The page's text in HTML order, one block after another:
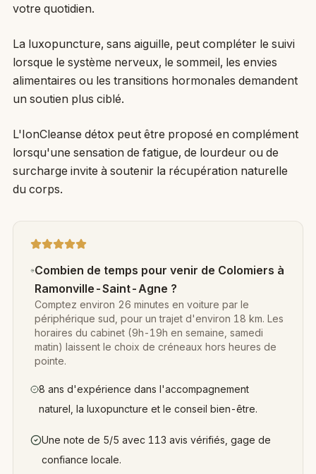
votre quotidien.
La luxopuncture, sans aiguille, peut compléter le suivi
lorsque le système nerveux, le sommeil, les envies
alimentaires ou les transitions hormonales demandent
un soutien plus ciblé.
L'IonCleanse détox peut être proposé en complément
lorsqu'une sensation de fatigue, de lourdeur ou de
surcharge invite à soutenir la récupération naturelle
du corps.
Combien de temps pour venir de Colomiers à
Ramonville-Saint-Agne ?
Comptez environ 26 minutes en voiture par le
périphérique sud, pour un trajet d'environ 18 km. Les
horaires du cabinet (9h-19h en semaine, samedi
matin) laissent le choix de créneaux hors heures de
pointe.
8 ans d'expérience dans l'accompagnement
naturel, la luxopuncture et le conseil bien-être.
Une note de 5/5 avec 113 avis vérifiés, gage de
confiance locale.